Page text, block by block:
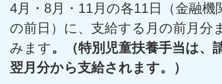
4月・8月・11月の各11日（金融
の前日）に、支給する月の前月分
みます。（特別児童扶養手当は、
翌月分から支給されます。）